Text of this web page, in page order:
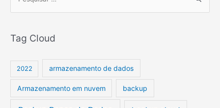
e
q
s
Tag Cloud
2022 armazenamento de dados
Armazenamento em nuvem backup